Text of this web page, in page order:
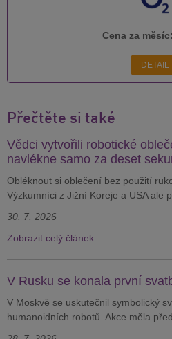
Cena za měsíc:
DETAIL
Přečtěte si také
Vědci vytvořili robotické
navlékne samo za deset
Obléknout si oblečení bez použití
Výzkumníci z Jižní Koreje a USA ale
30. 7. 2026
Zobrazit celý článek
V Rusku se konala první
V Moskvě se uskutečnil symbolický
humanoidních robotů. Akce měla